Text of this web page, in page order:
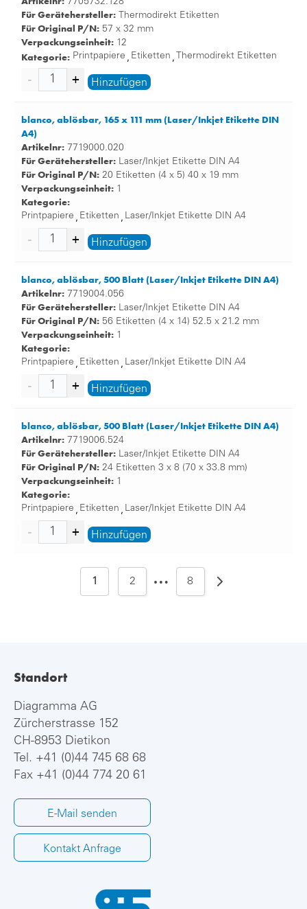
Für Gerätehersteller: Thermodirekt Etiketten
Für Original P/N: 57 x 32 mm
Verpackungseinheit: 12
Kategorie: Printpapiere , Etiketten , Thermodirekt Etiketten
Hinzufügen
blanco, ablösbar, 165 x 111 mm (Laser/Inkjet Etikette DIN
A4)
Artikelnr: 7719000.020
Für Gerätehersteller: Laser/Inkjet Etikette DIN A4
Für Original P/N: 20 Etiketten (4 x 5) 40 x 19 mm
Verpackungseinheit: 1
Kategorie:
Printpapiere , Etiketten , Laser/Inkjet Etikette DIN A4
Hinzufügen
blanco, ablösbar, 500 Blatt (Laser/Inkjet Etikette DIN A4)
Artikelnr: 7719004.056
Für Gerätehersteller: Laser/Inkjet Etikette DIN A4
Für Original P/N: 56 Etiketten (4 x 14) 52.5 x 21.2 mm
Verpackungseinheit: 1
Kategorie:
Printpapiere , Etiketten , Laser/Inkjet Etikette DIN A4
Hinzufügen
blanco, ablösbar, 500 Blatt (Laser/Inkjet Etikette DIN A4)
Artikelnr: 7719006.524
Für Gerätehersteller: Laser/Inkjet Etikette DIN A4
Für Original P/N: 24 Etiketten 3 x 8 (70 x 33.8 mm)
Verpackungseinheit: 1
Kategorie:
Printpapiere , Etiketten , Laser/Inkjet Etikette DIN A4
Hinzufügen
1 2 … 8
Standort
Diagramma AG
Zürcherstrasse 152
CH-8953 Dietikon
Tel. +41 (0)44 745 68 68
Fax +41 (0)44 774 20 61
E-Mail senden
Kontakt Anfrage